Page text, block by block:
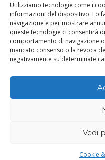
Utilizziamo tecnologie come i
informazioni del dispositivo. Lo
navigazione e per mostrare
queste tecnologie ci consentirà
comportamento di navigazione
mancato consenso o la revoca
negativamente su determinate
Vedi
Cookie
Venerdì
08:00-
Sabato
08:00-12:00